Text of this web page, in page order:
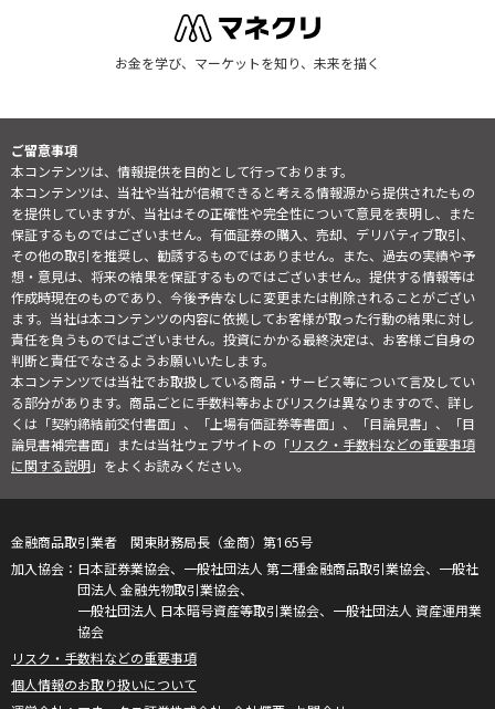
お金を学び、マーケットを知り、未来を描く
ご留意事項
本コンテンツは、情報提供を目的として行っております。
本コンテンツは、当社や当社が信頼できると考える情報源から提供されたもの
を提供していますが、当社はその正確性や完全性について意見を表明し、また
保証するものではございません。有価証券の購入、売却、デリバティブ取引、
その他の取引を推奨し、勧誘するものではありません。また、過去の実績や予
想・意見は、将来の結果を保証するものではございません。提供する情報等は
作成時現在のものであり、今後予告なしに変更または削除されることがござい
ます。当社は本コンテンツの内容に依拠してお客様が取った行動の結果に対し
責任を負うものではございません。投資にかかる最終決定は、お客様ご自身の
判断と責任でなさるようお願いいたします。
本コンテンツでは当社でお取扱している商品・サービス等について言及してい
る部分があります。商品ごとに手数料等およびリスクは異なりますので、詳し
くは「契約締結前交付書面」、「上場有価証券等書面」、「目論見書」、「目
論見書補完書面」または当社ウェブサイトの「リスク・手数料などの重要事項
に関する説明」をよくお読みください。
金融商品取引業者 関東財務局長（金商）第165号
日本証券業協会、一般社団法人 第二種金融商品取引業協会、一般社
団法人 金融先物取引業協会、
一般社団法人 日本暗号資産等取引業協会、一般社団法人 資産運用業
協会
リスク・手数料などの重要事項
個人情報のお取り扱いについて